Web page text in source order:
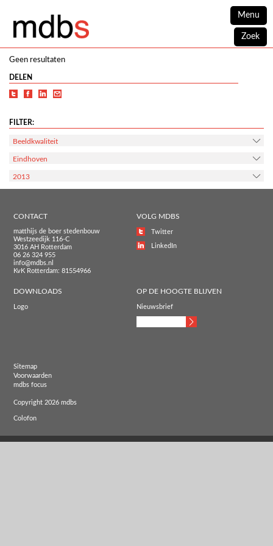
Menu
Zoek
Geen resultaten
DELEN
FILTER:
Beeldkwaliteit
Eindhoven
2013
CONTACT
matthijs de boer stedenbouw
Westzeedijk 116-C
3016 AH Rotterdam
06 26 324 955
info@mdbs.nl
KvK Rotterdam: 81554966
VOLG MDBS
Twitter
LinkedIn
DOWNLOADS
Logo
OP DE HOOGTE BLIJVEN
Nieuwsbrief
Sitemap
Voorwaarden
mdbs focus
Copyright 2026 mdbs
Colofon